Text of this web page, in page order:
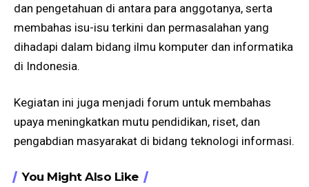
dan pengetahuan di antara para anggotanya, serta
membahas isu-isu terkini dan permasalahan yang
dihadapi dalam bidang ilmu komputer dan informatika
di Indonesia.
Kegiatan ini juga menjadi forum untuk membahas
upaya meningkatkan mutu pendidikan, riset, dan
pengabdian masyarakat di bidang teknologi informasi.
You Might Also Like